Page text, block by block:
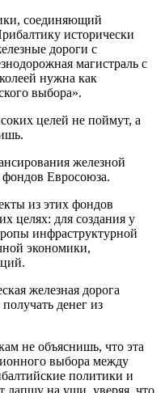
соединяющий
исторически
дороги с
магистраль с
нужна как
выбора».
целей не поймут, а
железной
фондов Евросоюза.
из этих фондов
целях: для создания у
инфраструктурной
экономики,
железная дорога
денег из
не объяснишь, что эта
выбора между
политики и
лапшу на уши, уверяя, что